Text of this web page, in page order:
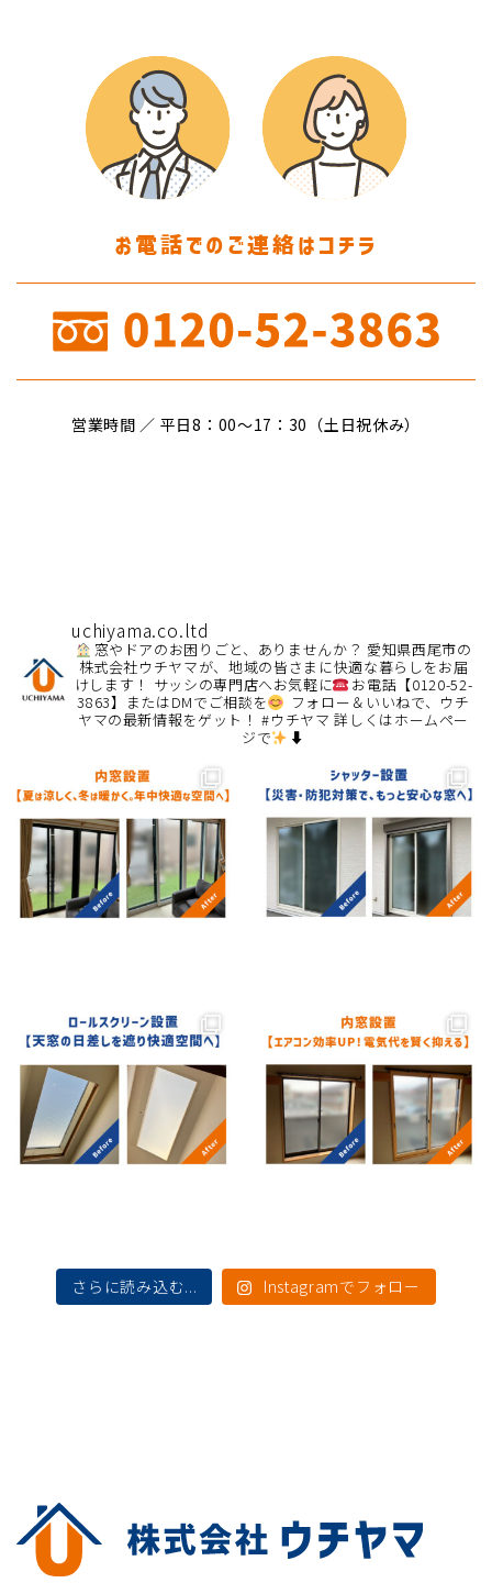
お電話でのご連絡はコチラ
営業時間 ／ 平日8：00〜17：30（土日祝休み）
uchiyama.co.ltd
窓やドアのお困りごと、ありませんか？ 愛知県西尾市の
株式会社ウチヤマが、地域の皆さまに快適な暮らしをお届
けします！
サッシの専門店へお気軽に
お電話【0120-52-
3863】またはDMでご相談を
フォロー＆いいねで、ウチ
ヤマの最新情報をゲット！ #ウチヤマ詳しくはホームペー
ジで
⬇
さらに読み込む... Instagramでフォロー